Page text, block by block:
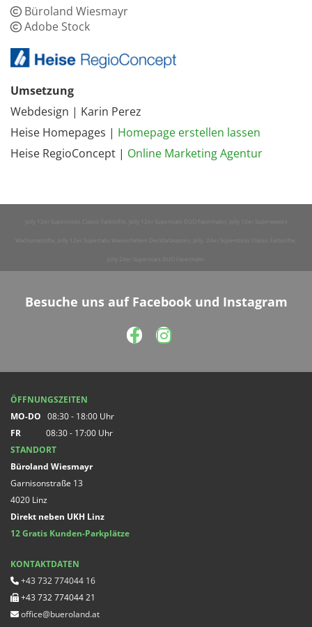
 Büroland Wiesmayr
 Adobe Stock
Um­set­zung
Webdesign | Karin Perez
Heise Home­pages | Home­page er­stel­len las­sen
Heise Re­gio­Con­cept | On­line Mar­ke­ting Agen­tur
Jolly 12er Supersticks Classic Farbstifte, Jolly 12er Superstars DUO Fasermaler, Jolly 10er Superwaxies
Wachsmalstifte, Jolly 12er Supertabs Wasserfarben Deckfarbkasten, Jolly 24er Supersticks Classic Farbstifte,
Jolly 24er Superstars DUO Fasermaler
Besuche uns auf Facebook und Instagram
ÖFFNUNGSZEITEN
MO-DO 08:30 - 18:00 Uhr
FR
08:30 - 17:00 Uhr
STANDORT
Büroland Wiesmayr
Garnisonstraße 13
4020 Linz
Direkt neben UKH Linz
12 Gratis Kunden-Parkplätze
KONTAKTDATEN
 +43 732 774044 16
 +43 732 774044 21
 office@bueroland.at